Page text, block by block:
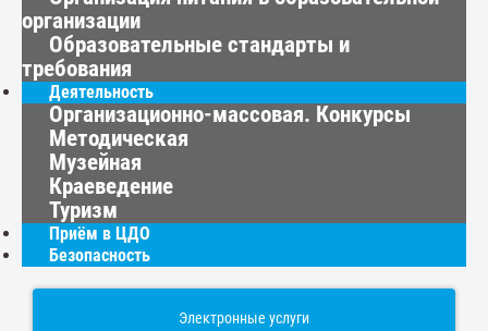
организации
Образовательные стандарты и
требования
Деятельность
Организационно-массовая. Конкурсы
Методическая
Музейная
Краеведение
Туризм
Приём в ЦДО
Безопасность
Электронные услуги